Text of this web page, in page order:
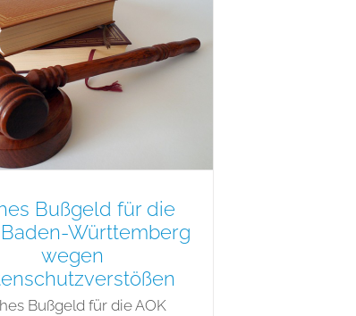
Bußgeld für die
Baden-Württemberg
wegen
Bußgeld für die AOK